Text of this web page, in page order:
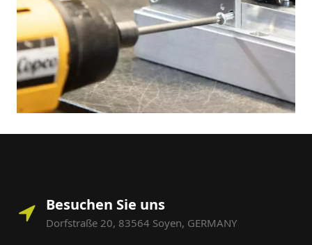
Besuchen Sie uns
Dorfstraße 20, 83564 Soyen, GERMANY